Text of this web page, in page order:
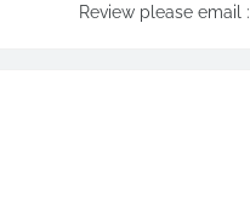
Review please email